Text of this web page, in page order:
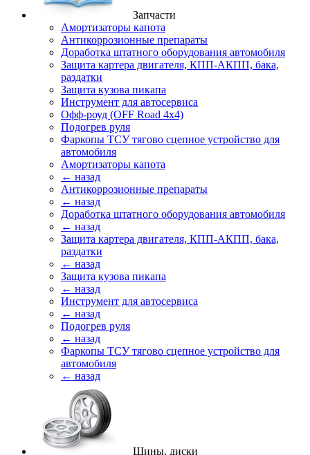
Запчасти
Амортизаторы капота
Антикоррозионные препараты
Доработка штатного оборудования автомобиля
Защита картера двигателя, КПП-АКПП, бака,
раздатки
Защита кузова пикапа
Инструмент для автосервиса
Офф-роуд (OFF Road 4x4)
Подогрев руля
Фаркопы ТСУ тягово сцепное устройство для
автомобиля
Амортизаторы капота
← назад
Антикоррозионные препараты
← назад
Доработка штатного оборудования автомобиля
← назад
Защита картера двигателя, КПП-АКПП, бака,
раздатки
← назад
Защита кузова пикапа
← назад
Инструмент для автосервиса
← назад
Подогрев руля
← назад
Фаркопы ТСУ тягово сцепное устройство для
автомобиля
← назад
Шины, диски